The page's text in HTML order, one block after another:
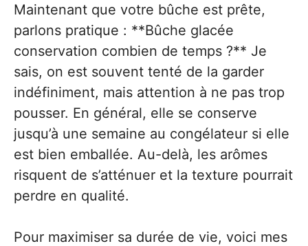
Maintenant que votre bûche est prête,
parlons pratique : **Bûche glacée
conservation combien de temps ?** Je
sais, on est souvent tenté de la garder
indéfiniment, mais attention à ne pas trop
pousser. En général, elle se conserve
jusqu’à une semaine au congélateur si elle
est bien emballée. Au-delà, les arômes
risquent de s’atténuer et la texture pourrait
perdre en qualité.
Pour maximiser sa durée de vie, voici mes